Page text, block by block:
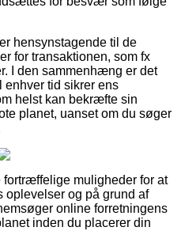
hensynstagende til de
for transaktionen, som fx
I den sammenhæng er det
enhver tid sikrer ens
helst kan bekræfte sin
planet, uanset om du søger
muligheder for at
og på grund af
online forretningens
inden du placerer din